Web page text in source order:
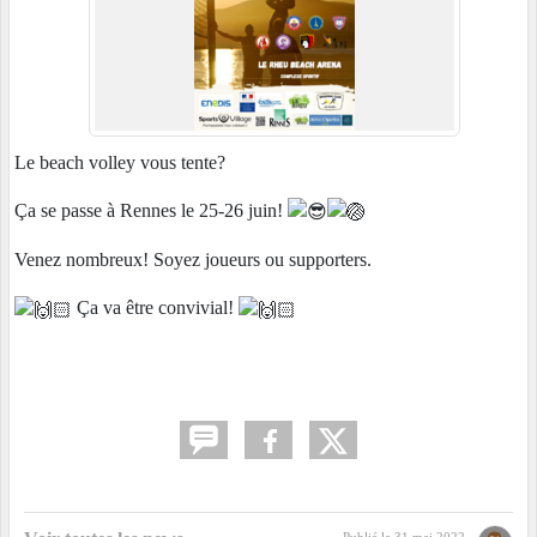
Le beach volley vous tente?
Ça se passe à Rennes le 25-26 juin!
Venez nombreux! Soyez joueurs ou supporters.
Ça va être convivial!